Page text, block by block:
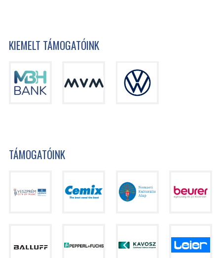
KIEMELT TÁMOGATÓINK
TÁMOGATÓINK